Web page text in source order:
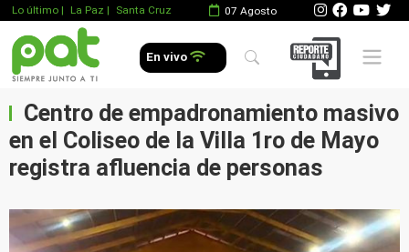
Lo último | La Paz | Santa Cruz 07 Agosto
En vivo Mobile
Centro de empadronamiento masivo
en el Coliseo de la Villa 1ro de Mayo
registra afluencia de personas